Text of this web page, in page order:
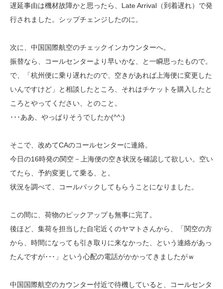
遅延事由は機材故障かと思ったら、Late Arrival（到着遅れ）で発
行されました。シップチェンジしたのに。
次に、中国国際航空のチェックインカウンターへ。
振替なら、コールセンターより早いかな、と一瞬思ったもので。
で、「杭州便に乗り遅れたので、空きがあれば上海便に変更した
いんですけど」と相談したところ、それはチケットを購入したと
ころとやってください、とのこと。
･･･ああ、やっぱりそうでしたか(^^;)
そこで、改めてCAのコールセンターに連絡。
今日の16時発の関空－上海便の空き状況を確認して欲しい。空い
てたら、予約変更して乗る、と。
状況を調べて、コールバックしてもらうことになりました。
この間に、荷物のピックアップも無事に完了。
後ほど、集荷を担当した自宅近くのヤマトさんから、「関空の方
から、時間になっても引き取りに来なかった、という連絡があっ
たんですが･･･」という心配の電話がかかってきましたがｗ
中国国際航空のカウンター付近で待機していると、コールセンタ